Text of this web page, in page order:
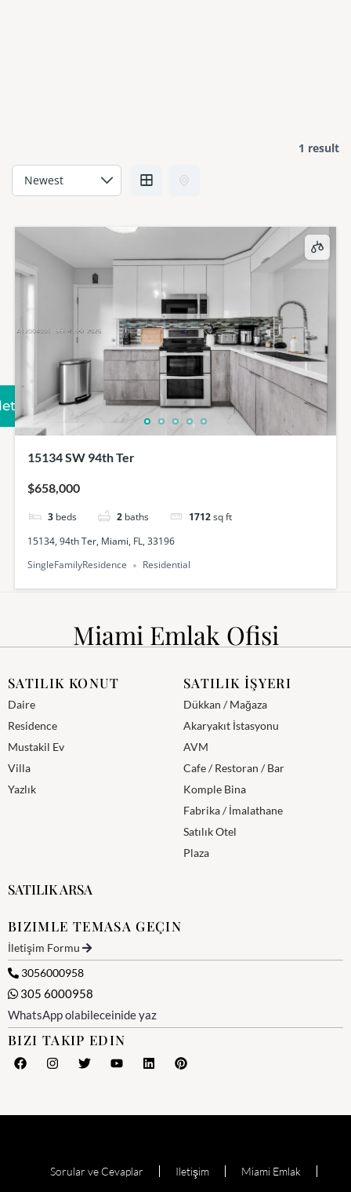
1 result
15134 SW 94th Ter
$658,000
3 beds 2 baths 1712sq ft
15134, 94th Ter, Miami, FL, 33196
SingleFamilyResidence
Residential
Miami Emlak Ofisi
SATILIK KONUT
Daire
Residence
Mustakil Ev
Villa
Yazlık
SATILIK İŞYERI
Dükkan / Mağaza
Akaryakıt İstasyonu
AVM
Cafe / Restoran / Bar
Komple Bina
Fabrika / İmalathane
Satılık Otel
Plaza
SATILIK ARSA
BIZIMLE TEMASA GEÇIN
İletişim Formu
3056000958
305 6000958
WhatsApp olabileceinide yaz
BIZI TAKIP EDIN
Sorular ve Cevaplar Iletişim Miami Emlak